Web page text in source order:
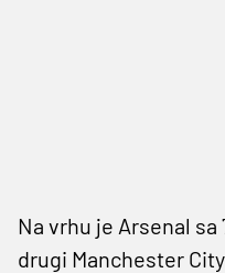
Na vrhu je Arsenal
drugi Manchester